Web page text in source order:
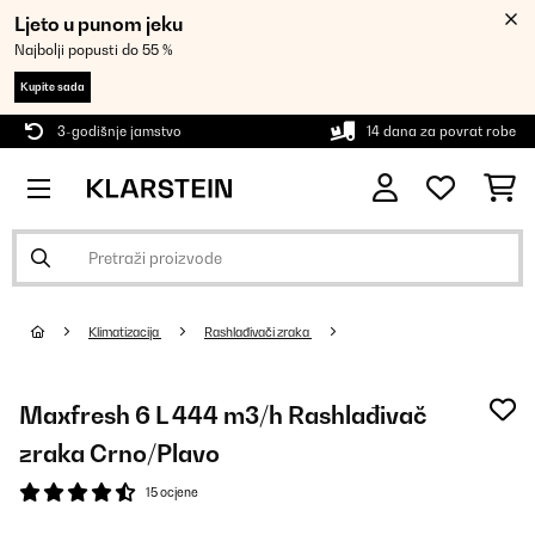
Ljeto u punom jeku
Najbolji popusti do 55 %
Kupite sada
3-godišnje jamstvo 14 dana za povrat robe
Klimatizacija Rashlađivači zraka
Maxfresh 6 L 444 m3/h Rashlađivač
zraka Crno/Plavo
15 ocjene